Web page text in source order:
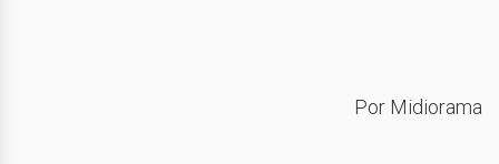
Por Midiorama